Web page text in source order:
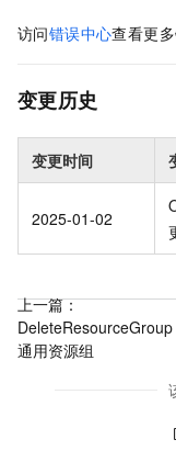
访问错误中心查看更多
变更历史
变更时间
2025-01-02
上一篇：
通用资源组